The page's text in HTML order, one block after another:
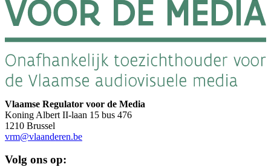
Vlaamse Regulator voor de Media
Koning Albert II-laan 15 bus 476
1210 Brussel
vrm@vlaanderen.be
Volg ons op: